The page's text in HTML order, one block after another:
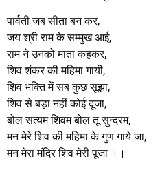
पार्वती जब सीता बन कर,
जय श्री राम के सम्मुख आई,
राम ने उनको माता कहकर,
शिव शंकर की महिमा गायी,
शिव भक्ति में सब कुछ सूझा,
शिव से बड़ा नहीं कोई दूजा,
बोल सत्यम शिवम बोल तू सुन्दरम,
मन मेरे शिव की महिमा के गुण गाये जा,
मन मेरा मंदिर शिव मेरी पूजा ।।